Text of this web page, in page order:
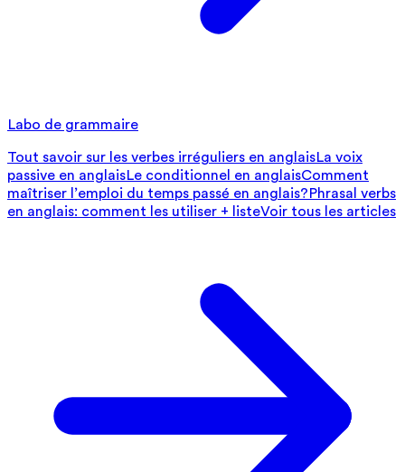
Labo de grammaire
Tout savoir sur les verbes irréguliers en anglaisLa voix
passive en anglaisLe conditionnel en anglaisComment
maîtriser l’emploi du temps passé en anglais?Phrasal verbs
en anglais: comment les utiliser + listeVoir tous les articles